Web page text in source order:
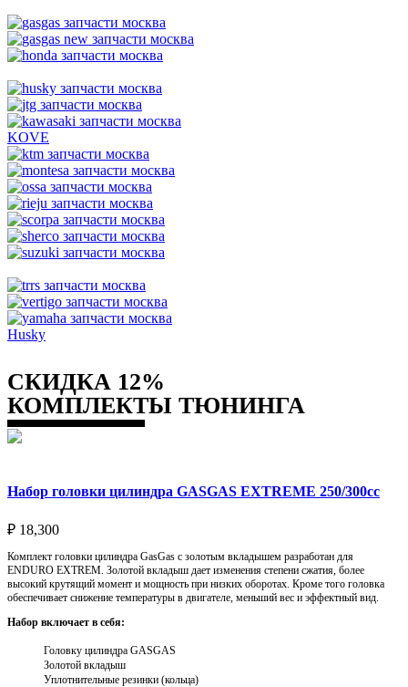
KOVE
Husky
СКИДКА 12%
КОМПЛЕКТЫ ТЮНИНГА
Набор головки цилиндра GASGAS EXTREME 250/300cc
₽ 18,300
Комплект головки цилиндра GasGas с золотым вкладышем разработан для
ENDURO EXTREM. Золотой вкладыш дает изменения степени сжатия, более
высокий крутящий момент и мощность при низких оборотах. Кроме того головка
обеспечивает снижение температуры в двигателе, меньший вес и эффектный вид.
Набор включает в себя:
Головку цилиндра GASGAS
Золотой вкладыш
Уплотнительные резинки (кольца)